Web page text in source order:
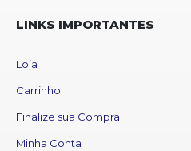
LINKS IMPORTANTES
Loja
Carrinho
Finalize sua Compra
Minha Conta